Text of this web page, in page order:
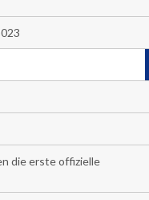
die erste offizielle